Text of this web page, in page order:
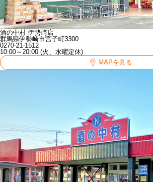
酒の中村 伊勢崎店
群馬県伊勢崎市宮子町3300
0270-21-1512
10:00～20:00 (火、水曜定休)
MAPを見る